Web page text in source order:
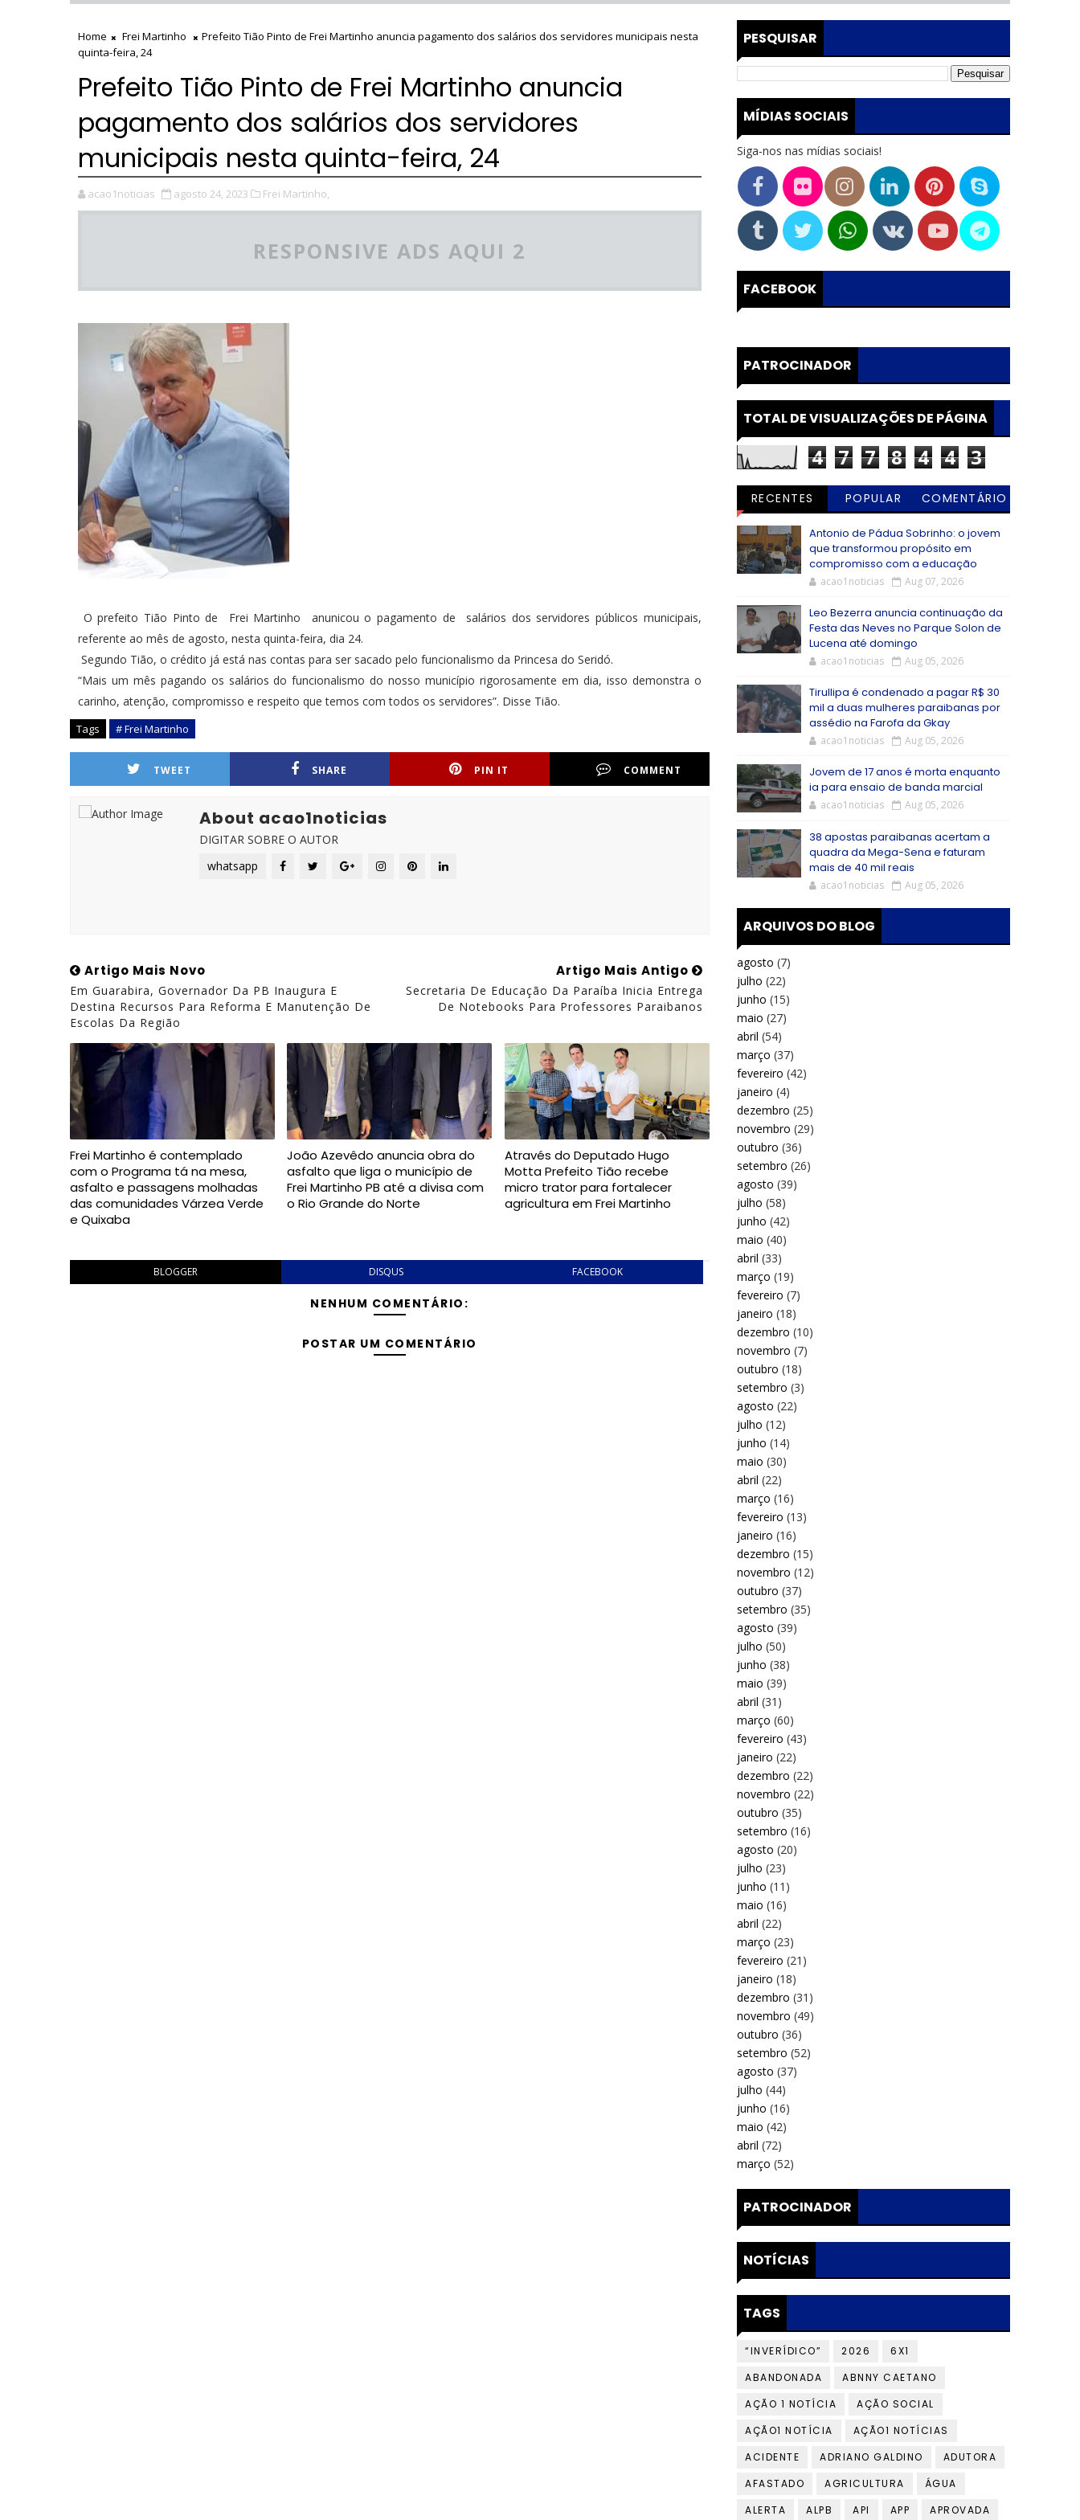
Home Frei Martinho
Prefeito Tião Pinto de Frei Martinho anuncia pagamento dos salários dos servidores municipais nesta
quinta-feira, 24
Prefeito Tião Pinto de Frei Martinho anuncia
pagamento dos salários dos servidores
municipais nesta quinta-feira, 24
acao1noticias agosto 24, 2023 Frei Martinho,
RESPONSIVE ADS AQUI 2
O prefeito Tião Pinto de Frei Martinho anunicou o pagamento de salários dos servidores públicos municipais,
referente ao mês de agosto, nesta quinta-feira, dia 24.
Segundo Tião, o crédito já está nas contas para ser sacado pelo funcionalismo da Princesa do Seridó.
“Mais um mês pagando os salários do funcionalismo do nosso município rigorosamente em dia, isso demonstra o
carinho, atenção, compromisso e respeito que temos com todos os servidores”. Disse Tião.
Tags # Frei Martinho
TWEET SHARE PIN IT COMMENT
About acao1noticias
DIGITAR SOBRE O AUTOR
whatsapp
Artigo Mais Novo
Em Guarabira, Governador Da PB Inaugura E
Destina Recursos Para Reforma E Manutenção De
Escolas Da Região
Artigo Mais Antigo
Secretaria De Educação Da Paraíba Inicia Entrega
De Notebooks Para Professores Paraibanos
Frei Martinho é contemplado
com o Programa tá na mesa,
asfalto e passagens molhadas
das comunidades Várzea Verde
e Quixaba
João Azevêdo anuncia obra do
asfalto que liga o município de
Frei Martinho PB até a divisa com
o Rio Grande do Norte
Através do Deputado Hugo
Motta Prefeito Tião recebe
micro trator para fortalecer
agricultura em Frei Martinho
BLOGGER DISQUS FACEBOOK
NENHUM COMENTÁRIO:
POSTAR UM COMENTÁRIO
PESQUISAR
MÍDIAS SOCIAIS
Siga-nos nas mídias sociais!
FACEBOOK
PATROCINADOR
TOTAL DE VISUALIZAÇÕES DE PÁGINA
4 7 7 8 4 4 3
RECENTES POPULAR
COMENTÁRIO
Antonio de Pádua Sobrinho: o jovem
que transformou propósito em
compromisso com a educação
acao1noticias Aug 07, 2026
Leo Bezerra anuncia continuação da
Festa das Neves no Parque Solon de
Lucena até domingo
acao1noticias Aug 05, 2026
Tirullipa é condenado a pagar R$ 30
mil a duas mulheres paraibanas por
assédio na Farofa da Gkay
acao1noticias Aug 05, 2026
Jovem de 17 anos é morta enquanto
ia para ensaio de banda marcial
acao1noticias Aug 05, 2026
38 apostas paraibanas acertam a
quadra da Mega-Sena e faturam
mais de 40 mil reais
acao1noticias Aug 05, 2026
ARQUIVOS DO BLOG
agosto (7)
julho (22)
junho (15)
maio (27)
abril (54)
março (37)
fevereiro (42)
janeiro (4)
dezembro (25)
novembro (29)
outubro (36)
setembro (26)
agosto (39)
julho (58)
junho (42)
maio (40)
abril (33)
março (19)
fevereiro (7)
janeiro (18)
dezembro (10)
novembro (7)
outubro (18)
setembro (3)
agosto (22)
julho (12)
junho (14)
maio (30)
abril (22)
março (16)
fevereiro (13)
janeiro (16)
dezembro (15)
novembro (12)
outubro (37)
setembro (35)
agosto (39)
julho (50)
junho (38)
maio (39)
abril (31)
março (60)
fevereiro (43)
janeiro (22)
dezembro (22)
novembro (22)
outubro (35)
setembro (16)
agosto (20)
julho (23)
junho (11)
maio (16)
abril (22)
março (23)
fevereiro (21)
janeiro (18)
dezembro (31)
novembro (49)
outubro (36)
setembro (52)
agosto (37)
julho (44)
junho (16)
maio (42)
abril (72)
março (52)
PATROCINADOR
NOTÍCIAS
TAGS
“INVERÍDICO” 2026
6X1
ABANDONADA
ABNNY CAETANO
AÇÃO 1 NOTÍCIA
AÇÃO SOCIAL
AÇÃO1 NOTÍCIA
AÇÃO1 NOTÍCIAS
ACIDENTE
ADRIANO GALDINO
ADUTORA
AFASTADO
AGRICULTURA
ÁGUA
ALERTA
ALPB API APP APROVADA